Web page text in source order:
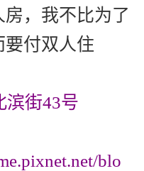
，我不比为了
要付双人住
滨街43号
blo